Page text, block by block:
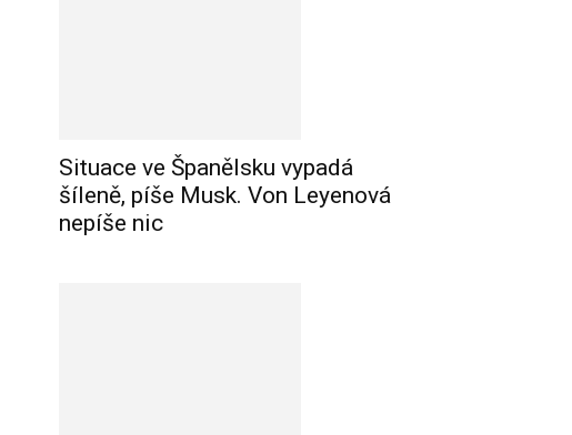
Situace ve Španělsku vypadá
šíleně, píše Musk. Von Leyenová
nepíše nic